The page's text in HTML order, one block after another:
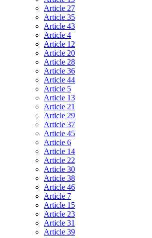
Article 27
Article 35
Article 43
Article 4
Article 12
Article 20
Article 28
Article 36
Article 44
Article 5
Article 13
Article 21
Article 29
Article 37
Article 45
Article 6
Article 14
Article 22
Article 30
Article 38
Article 46
Article 7
Article 15
Article 23
Article 31
Article 39